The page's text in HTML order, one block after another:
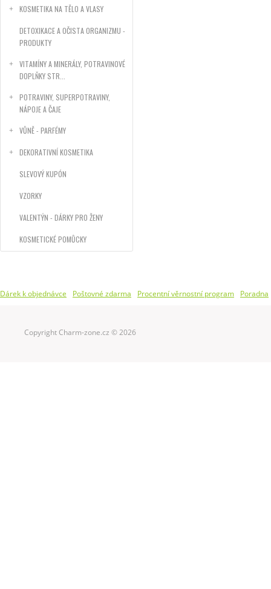
KOSMETIKA NA TĚLO A VLASY
DETOXIKACE A OČISTA ORGANIZMU -
PRODUKTY
VITAMÍNY A MINERÁLY, POTRAVINOVÉ
DOPLŇKY STR...
POTRAVINY, SUPERPOTRAVINY,
NÁPOJE A ČAJE
VŮNĚ - PARFÉMY
DEKORATIVNÍ KOSMETIKA
SLEVOVÝ KUPÓN
VZORKY
VALENTÝN - DÁRKY PRO ŽENY
KOSMETICKÉ POMŮCKY
Dárek k objednávce Poštovné zdarma Procentní věrnostní program Poradna
Copyright Charm-zone.cz © 2026